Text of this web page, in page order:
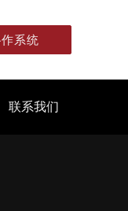
系统
联系我们